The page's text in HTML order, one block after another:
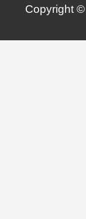
Copyright